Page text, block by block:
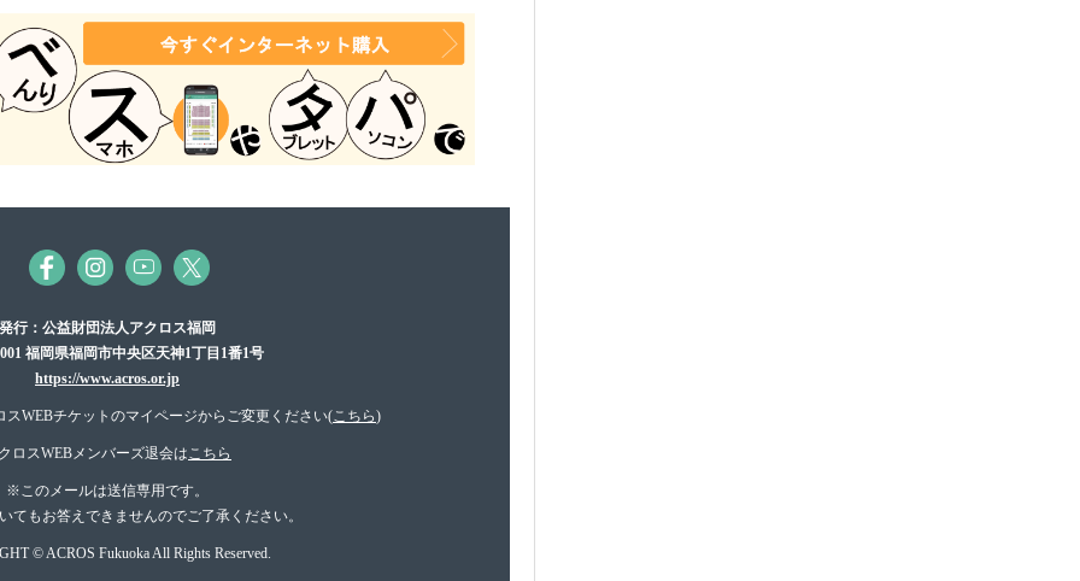
発行：公益財団法人アクロス福岡
福岡県福岡市中央区天神1丁目1番1号
https://www.acros.or.jp
スWEBチケットのマイページからご変更ください(こちら)
ロスWEBメンバーズ退会はこちら
※このメールは送信専用です。
てもお答えできませんのでご了承ください。
© ACROS Fukuoka All Rights Reserved.